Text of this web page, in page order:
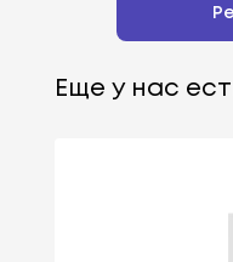
Еще у нас